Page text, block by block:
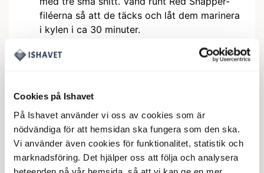
Cookies på Ishavet
På Ishavet använder vi oss av cookies som är
nödvändiga för att hemsidan ska fungera som den ska.
Vi använder även cookies för funktionalitet, statistik och
marknadsföring. Det hjälper oss att följa och analysera
beteenden på vår hemsida, så att vi kan ge en mer
filéerna så att de täcks och låt dem marinera
i kylen i ca 30 minuter.
Rör ihop nước chấm. Vispa samman fisksås,
limejuice, socker och vatten tills sockret löst
salladslök. Smaka av – balansen ska vara
syrlig, söt och salt. Ställ åt sidan så smakerna
får mogna.
Grilla. Hetta upp en grill eller grillpanna till
hög värme och pensla lätt med olja. Skrapa
av det mesta av marinaden och grilla filéerna